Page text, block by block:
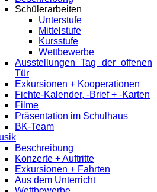
Schülerarbeiten
Unterstufe
Mittelstufe
Kursstufe
Wettbewerbe
Ausstellungen Tag der offenen
Tür
Exkursionen + Kooperationen
Fichte-Kalender, -Brief + -Karten
Filme
Präsentation im Schulhaus
BK-Team
Beschreibung
Konzerte + Auftritte
Exkursionen + Fahrten
Aus dem Unterricht